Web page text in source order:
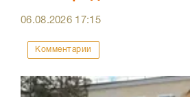
06.08.2026 17:15
Комментарии